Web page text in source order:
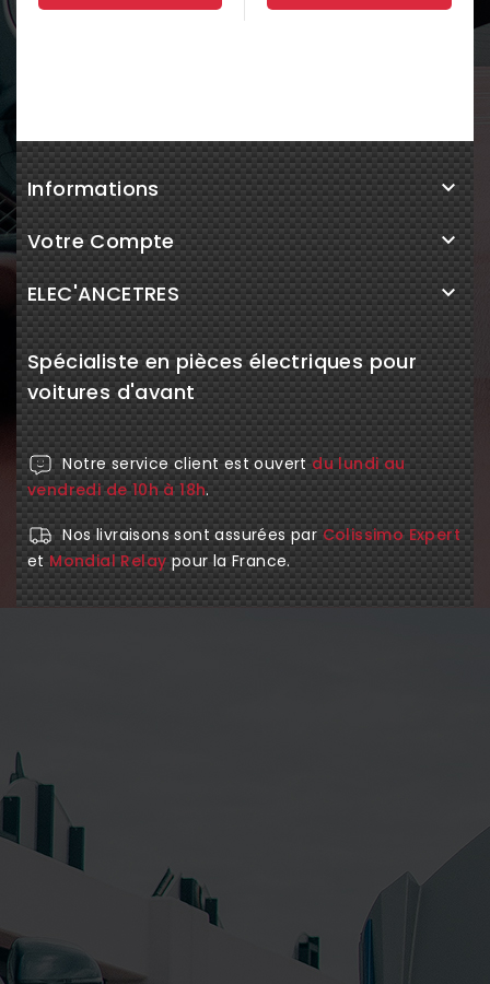
Informations 
Votre Compte 
ELEC'ANCETRES 
Spécialiste en pièces électriques pour
voitures d'avant
Notre service client est ouvertdu lundi au
vendredi de 10h à 18h.
Nos livraisons sont assurées par Colissimo Expert
etMondial Relaypour la France.